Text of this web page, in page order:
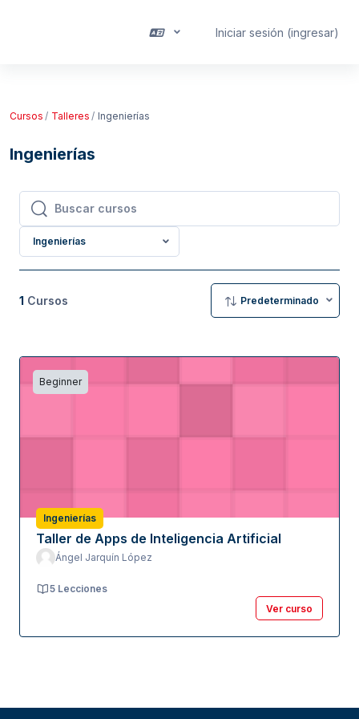
Iniciar sesión (ingresar)
Cursos Talleres Ingenierías
Ingenierías
Buscar cursos
Buscar cursos
Ingenierías
1 Cursos Predeterminado
Beginner
Ingenierías
Taller de Apps de Inteligencia Artificial
Ángel Jarquín López
5 Lecciones
Ver curso